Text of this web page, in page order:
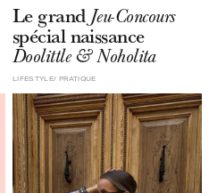
Le grand Jeu-Concours
spécial naissance
Doolittle & Noholita
LIFESTYLE PRATIQUE